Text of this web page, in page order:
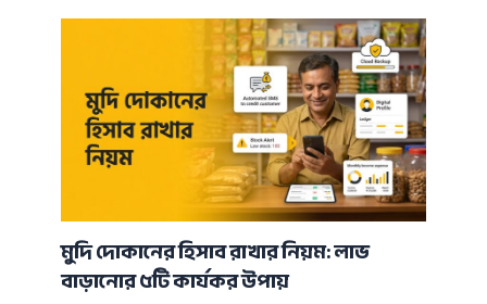
মুদি দোকানের হিসাব রাখার নিয়ম: লাভ
বাড়ানোর ৫টি কার্যকর উপায়